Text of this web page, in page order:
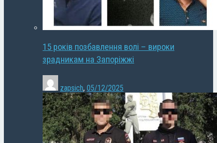
15 років позбавлення волі – вироки
зрадникам на Запоріжжі
zapsich, 05/12/2025